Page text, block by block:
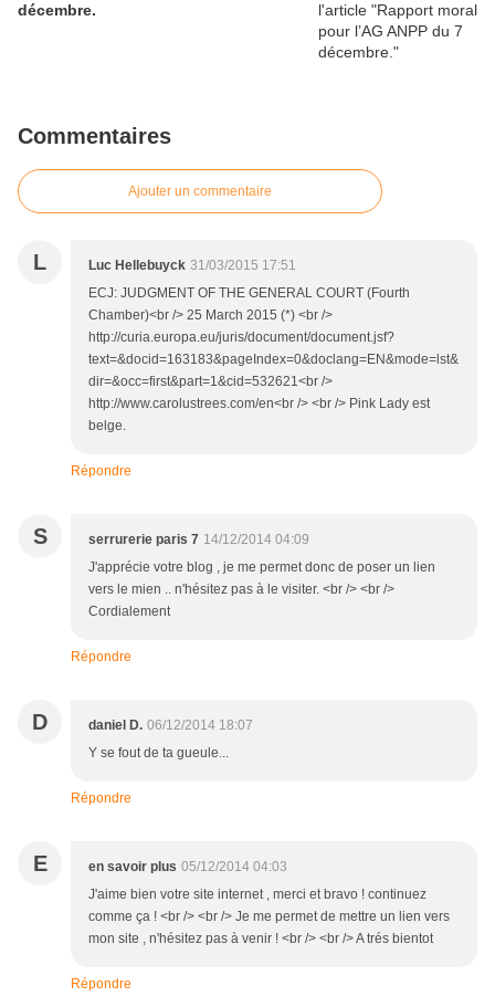
décembre.
Commentaires
Ajouter un commentaire
L Luc Hellebuyck 31/03/2015 17:51
ECJ: JUDGMENT OF THE GENERAL COURT (Fourth
Chamber)<br /> 25 March 2015 (*) <br />
http://curia.europa.eu/juris/document/document.jsf?
text=&docid=163183&pageIndex=0&doclang=EN&mode=lst&
dir=&occ=first&part=1&cid=532621<br />
http://www.carolustrees.com/en<br /> <br /> Pink Lady est
belge.
Répondre
S serrurerie paris 7 14/12/2014 04:09
J'apprécie votre blog , je me permet donc de poser un lien
vers le mien .. n'hésitez pas à le visiter. <br /> <br />
Cordialement
Répondre
D daniel D. 06/12/2014 18:07
Y se fout de ta gueule...
Répondre
E en savoir plus 05/12/2014 04:03
J'aime bien votre site internet , merci et bravo ! continuez
comme ça ! <br /> <br /> Je me permet de mettre un lien vers
mon site , n'hésitez pas à venir ! <br /> <br /> A trés bientot
Répondre